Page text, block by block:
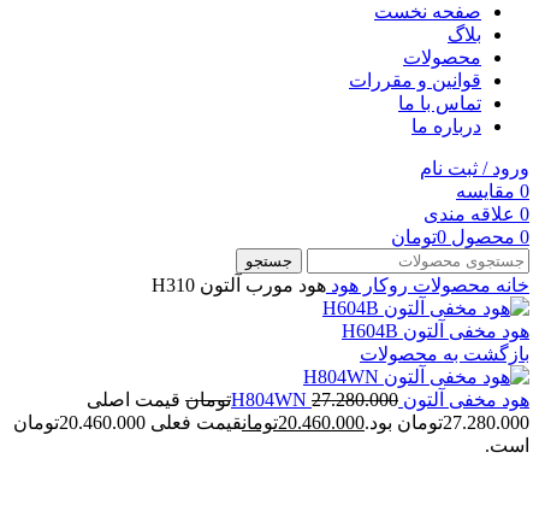
صفحه نخست
بلاگ
محصولات
قوانین و مقررات
تماس با ما
درباره ما
ورود / ثبت نام
0 مقایسه
0 علاقه مندی
0 محصول 0تومان
جستجو
خانه محصولات روکار هود هود مورب آلتون H310
هود مخفی آلتون H604B
بازگشت به محصولات
هود مخفی آلتون H804WN 27.280.000 تومان قیمت اصلی
27.280.000تومان بود.
20.460.000تومان
قیمت فعلی 20.460.000تومان
است.